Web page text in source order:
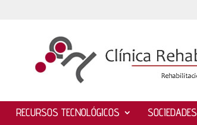
RECURSOS TECNOLÓGICOS SOCIEDADES